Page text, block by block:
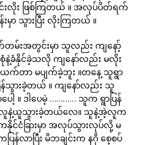
င်းလိုး ဖြစ်ကြတယ် ။ အလုပ်ပိတ်ရက်
ာ သွားပြီး လိုးကြတယ် ။
တမ်းအတွင်းမှာ သူလည်း ကျနော့်
နဲ့ခံနိုင်ခဲ့သလို ကျနော်လည်း မလိုး
က်တာ မပျက်ခဲ့ဘူး ။တနေ့ သူရွာ
သွားခဲ့တယ် ။ ကျနော်လည်း သူ
ေါ့ ။ ဒါပေမဲ့ ………… သူက ရွာပြန်
လူနဲ့ယူသွားခဲ့တယ်လေ။ သူနဲ့အဲ့လူက
နိုင်ငံခြားမှာ အလုပ်သွားလုပ်လို့ မ
ြန်လာပြီး မိဘချင်းက နဂို စေ့စပ်